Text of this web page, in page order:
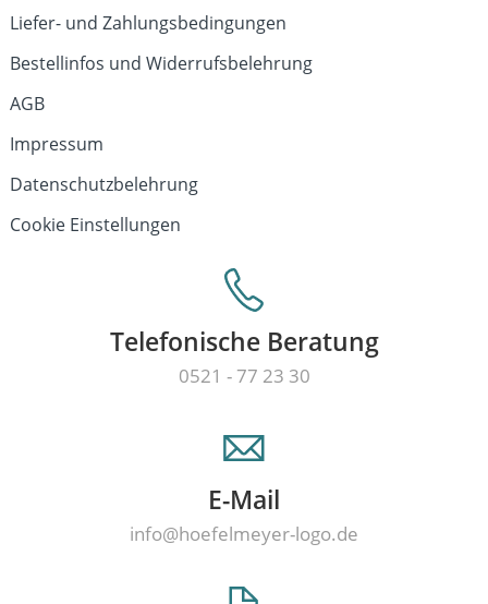
Liefer- und Zahlungsbedingungen
Bestellinfos und Widerrufsbelehrung
AGB
Impressum
Datenschutzbelehrung
Cookie Einstellungen
Telefonische Beratung
0521 - 77 23 30
E-Mail
info@hoefelmeyer-logo.de